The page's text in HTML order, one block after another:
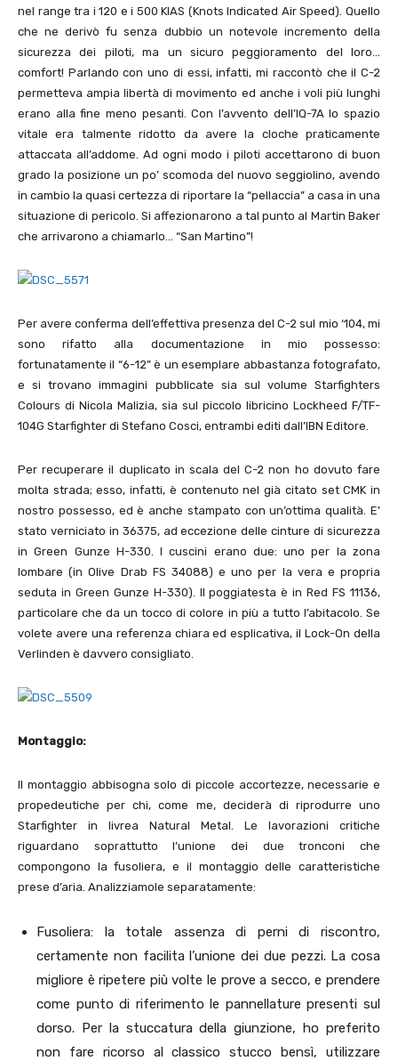
nel range tra i 120 e i 500 KIAS (Knots Indicated Air Speed). Quello
che ne derivò fu senza dubbio un notevole incremento della
sicurezza dei piloti, ma un sicuro peggioramento del loro…
comfort! Parlando con uno di essi, infatti, mi raccontò che il C-2
permetteva ampia libertà di movimento ed anche i voli più lunghi
erano alla fine meno pesanti. Con l’avvento dell’IQ-7A lo spazio
vitale era talmente ridotto da avere la cloche praticamente
attaccata all’addome. Ad ogni modo i piloti accettarono di buon
grado la posizione un po’ scomoda del nuovo seggiolino, avendo
in cambio la quasi certezza di riportare la “pellaccia” a casa in una
situazione di pericolo. Si affezionarono a tal punto al Martin Baker
che arrivarono a chiamarlo… “San Martino”!
Per avere conferma dell’effettiva presenza del C-2 sul mio ‘104, mi
sono rifatto alla documentazione in mio possesso:
fortunatamente il “6-12” è un esemplare abbastanza fotografato,
e si trovano immagini pubblicate sia sul volume Starfighters
Colours di Nicola Malizia, sia sul piccolo libricino Lockheed F/TF-
104G Starfighter di Stefano Cosci, entrambi editi dall’IBN Editore.
Per recuperare il duplicato in scala del C-2 non ho dovuto fare
molta strada; esso, infatti, è contenuto nel già citato set CMK in
nostro possesso, ed è anche stampato con un’ottima qualità. E’
stato verniciato in 36375, ad eccezione delle cinture di sicurezza
in Green Gunze H-330. I cuscini erano due: uno per la zona
lombare (in Olive Drab FS 34088) e uno per la vera e propria
seduta in Green Gunze H-330). Il poggiatesta è in Red FS 11136,
particolare che da un tocco di colore in più a tutto l’abitacolo. Se
volete avere una referenza chiara ed esplicativa, il Lock-On della
Verlinden è davvero consigliato.
Montaggio:
Il montaggio abbisogna solo di piccole accortezze, necessarie e
propedeutiche per chi, come me, deciderà di riprodurre uno
Starfighter in livrea Natural Metal. Le lavorazioni critiche
riguardano soprattutto l’unione dei due tronconi che
compongono la fusoliera, e il montaggio delle caratteristiche
prese d’aria. Analizziamole separatamente:
Fusoliera: la totale assenza di perni di riscontro,
certamente non facilita l’unione dei due pezzi. La cosa
migliore è ripetere più volte le prove a secco, e prendere
come punto di riferimento le pannellature presenti sul
dorso. Per la stuccatura della giunzione, ho preferito
non fare ricorso al classico stucco bensì, utilizzare